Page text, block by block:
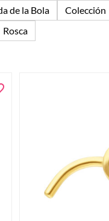
de la Bola Colección
Rosca